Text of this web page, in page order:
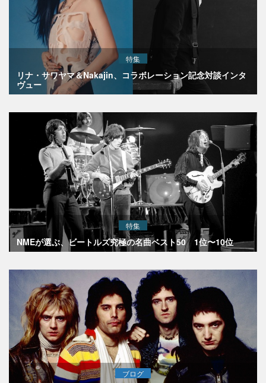
特集
リナ・サワヤマ＆Nakajin、コラボレーション記念対談インタ
ヴュー
特集
NMEが選ぶ、ビートルズ究極の名曲ベスト50 1位〜10位
ブログ